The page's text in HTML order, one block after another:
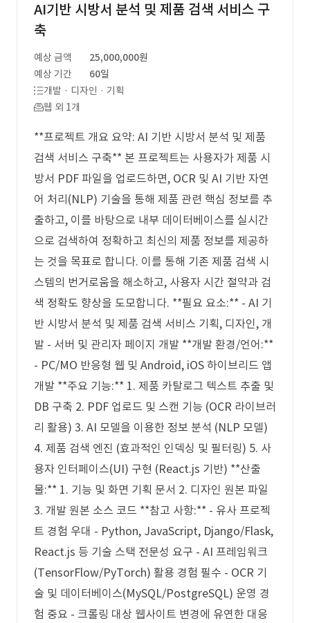
AI기반 시방서 분석 및 제품 검색 서비스 구
축
예상 금액
25,000,000원
예상 기간
60일
개발 · 디자인 · 기획
웹 외 1개
**프로젝트 개요 요약: AI 기반 시방서 분석 및 제품
검색 서비스 구축** 본 프로젝트는 사용자가 제품 시
방서 PDF 파일을 업로드하면, OCR 및 AI 기반 자연
어 처리(NLP) 기술을 통해 제품 관련 핵심 정보를 추
출하고, 이를 바탕으로 내부 데이터베이스를 실시간
으로 검색하여 정확하고 최신의 제품 정보를 제공하
는 것을 목표로 합니다. 이를 통해 기존 제품 검색 시
스템의 번거로움을 해소하고, 사용자 시간 절약과 검
색 정확도 향상을 도모합니다. **필요 요소:** - AI 기
반 시방서 분석 및 제품 검색 서비스 기획, 디자인, 개
발 - 서버 및 관리자 페이지 개발 **개발 환경/언어:**
- PC/MO 반응형 웹 및 Android, iOS 하이브리드 앱
개발 **주요 기능:** 1. 제품 카탈로그 텍스트 추출 및
DB 구축 2. PDF 업로드 및 스캔 기능 (OCR 라이브러
리 활용) 3. AI 모델을 이용한 정보 분석 (NLP 모델)
4. 제품 검색 엔진 (효과적인 인덱싱 및 필터링) 5. 사
용자 인터페이스(UI) 구현 (React.js 기반) **산출
물:** 1. 기능 및 화면 기획 문서 2. 디자인 원본 파일
3. 개발 원본 소스 코드 **참고 사항:** - 유사 프로젝
트 경험 우대 - Python, JavaScript, Django/Flask,
React.js 등 기술 스택 전문성 요구 - AI 프레임워크
(TensorFlow/PyTorch) 활용 경험 필수 - OCR 기
술 및 데이터베이스(MySQL/PostgreSQL) 운영 경
험 중요 - 크롤링 대상 웹사이트 변경에 유연한 대응